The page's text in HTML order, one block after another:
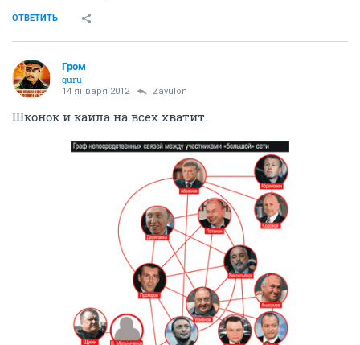
ОТВЕТИТЬ
Гром
guru
14 января 2012 Zavulon
Шконок и кайла на всех хватит.